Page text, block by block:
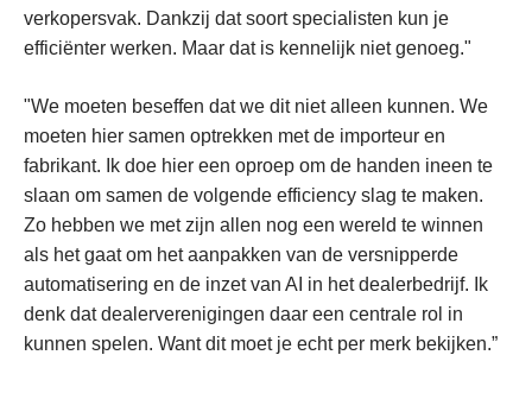
verkopersvak. Dankzij dat soort specialisten kun je
efficiënter werken. Maar dat is kennelijk niet genoeg."
"We moeten beseffen dat we dit niet alleen kunnen. We
moeten hier samen optrekken met de importeur en
fabrikant. Ik doe hier een oproep om de handen ineen te
slaan om samen de volgende efficiency slag te maken.
Zo hebben we met zijn allen nog een wereld te winnen
als het gaat om het aanpakken van de versnipperde
automatisering en de inzet van AI in het dealerbedrijf. Ik
denk dat dealerverenigingen daar een centrale rol in
kunnen spelen. Want dit moet je echt per merk bekijken.”